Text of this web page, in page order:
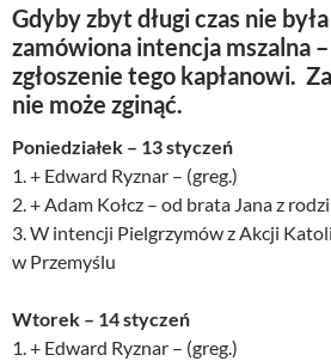
Gdyby zbyt długi czas nie
zamówiona intencja mszalna
zgłoszenie tego kapłanowi.
nie może zginąć.
Poniedziałek – 13 styczeń
1. + Edward Ryznar – (greg.)
2. + Adam Kołcz – od brata Jana z
3. W intencji Pielgrzymów z Akcji
w Przemyślu
Wtorek – 14 styczeń
1. + Edward Ryznar – (greg.)